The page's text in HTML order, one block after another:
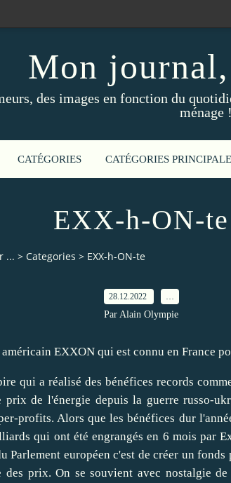
Mon
des images en fonction du
ménage
CATÉGORIES CATÉGORIES
EXX-h-ON-te
... > Categories > EXX-h-ON-te
28.12.2022
Par Alain Olympie
EXXON qui est connu en France
qui a réalisé des bénéfices records
prix de l'énergie depuis la guerre russo-
profits. Alors que les bénéfices dur
qui ont été engrangés en 6 mois par
européen c'est de créer un fonds
des prix. On se souvient avec nostalgie